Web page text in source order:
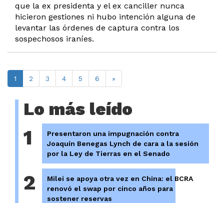
que la ex presidenta y el ex canciller nunca
hicieron gestiones ni hubo intención alguna de
levantar las órdenes de captura contra los
sospechosos iraníes.
1 2 3 4 5 6 »
Lo más leído
1
Presentaron una impugnación contra
Joaquín Benegas Lynch de cara a la sesión
por la Ley de Tierras en el Senado
2
Milei se apoya otra vez en China: el BCRA
renovó el swap por cinco años para
sostener reservas